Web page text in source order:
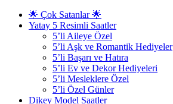
🌟 Çok Satanlar 🌟
Yatay 5 Resimli Saatler
5’li Aileye Özel
5’li Aşk ve Romantik Hediyeler
5’li Başarı ve Hatıra
5’li Ev ve Dekor Hediyeleri
5’li Mesleklere Özel
5’li Özel Günler
Dikey Model Saatler